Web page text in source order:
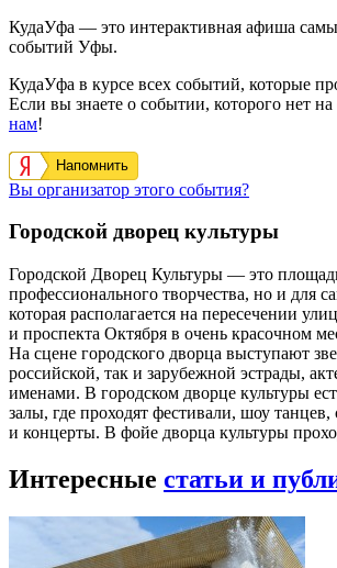
КудаУфа — это интерактивная афиша
событий Уфы.
КудаУфа в курсе всех событий, которые
Если вы знаете о событии, которого нет на
нам!
Напомнить
Вы организатор этого события?
Городской дворец культуры
Городской Дворец Культуры — это
профессионального творчества, но и для
которая располагается на пересечении
и проспекта Октября в очень красочном
На сцене городского дворца выступают
российской, так и зарубежной эстрады,
именами. В городском дворце культуры
залы, где проходят фестивали, шоу танцев,
и концерты. В фойе дворца культуры
Интересные статьи и